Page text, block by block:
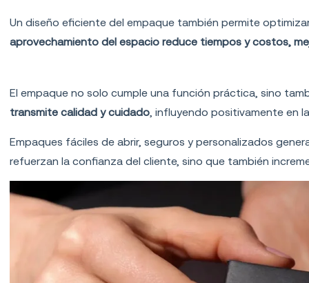
Un diseño eficiente del empaque también permite
aprovechamiento del espacio reduce tiempos y costos,
El empaque no solo cumple una función práctica, sino
transmite calidad y cuidado , influyendo positivamente en
Empaques fáciles de abrir, seguros y personalizados
refuerzan la confianza del cliente, sino que también